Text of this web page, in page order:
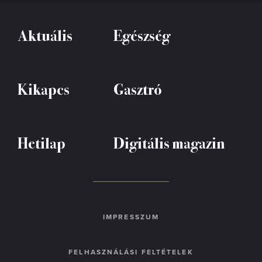
Aktuális Egészség
Kikapcs Gasztró
Hetilap Digitális magazin
IMPRESSZUM
FELHASZNÁLÁSI FELTÉTELEK